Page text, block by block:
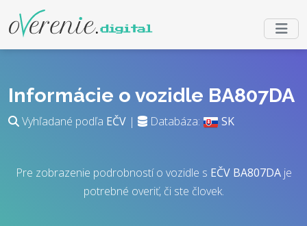
Informácie o vozidle BA807DA
Vyhľadané podľa EČV | Databáza: SK
Pre zobrazenie podrobností o vozidle s EČV BA807DAje
potrebné overiť, či ste človek.